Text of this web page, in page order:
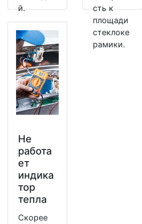
й.
сть к
площади
стеклоке
рамики.
Не
работа
ет
индика
тор
тепла
Скорее